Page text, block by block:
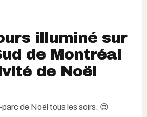
illuminé sur
de Montréal
de Noël
parc de Noël tous les soirs. 😍